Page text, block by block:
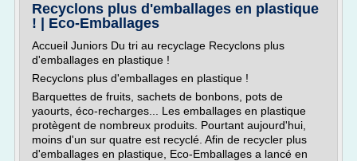
Recyclons plus d'emballages en plastique
! | Eco-Emballages
Accueil Juniors Du tri au recyclage Recyclons plus
d'emballages en plastique !
Recyclons plus d'emballages en plastique !
Barquettes de fruits, sachets de bonbons, pots de
yaourts, éco-recharges... Les emballages en plastique
protègent de nombreux produits. Pourtant aujourd'hui,
moins d'un sur quatre est recyclé. Afin de recycler plus
d'emballages en plastique, Eco-Emballages a lancé en